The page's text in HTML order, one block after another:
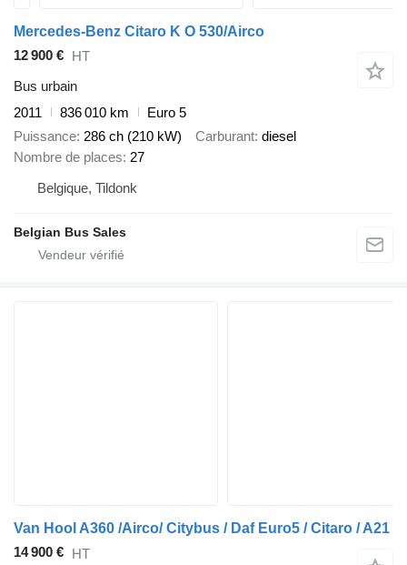
Mercedes-Benz Citaro K O 530/Airco
12 900 € HT
Bus urbain
2011
836 010 km
Euro 5
Puissance 286 ch (210 kW) Carburant diesel
Nombre de places 27
Belgique, Tildonk
Belgian Bus Sales
Van Hool A360 /Airco/ Citybus / Daf Euro5 / Citaro / A21
14 900 € HT